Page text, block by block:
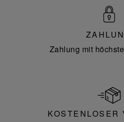
Zahlung mit
KOSTENLOSER